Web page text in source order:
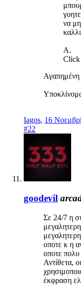
να
Α.
Click
Αγαπημένη
Iagos, 16
#22
goodevil
Σε 24/7 η
οποτε κ η
οποτε
Αντίθετα,
έκφραση